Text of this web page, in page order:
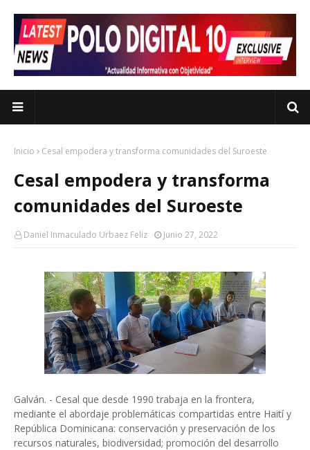
Inicio Cesal empodera y transforma comunidades del Suroeste
Cesal empodera y transforma
comunidades del Suroeste
Daniel Inmaculado Urbaez Feliz Junio 27, 2022
Galván. - Cesal que desde 1990 trabaja en la frontera,
mediante el abordaje problemáticas compartidas entre Haití y
República Dominicana: conservación y preservación de los
recursos naturales, biodiversidad; promoción del desarrollo